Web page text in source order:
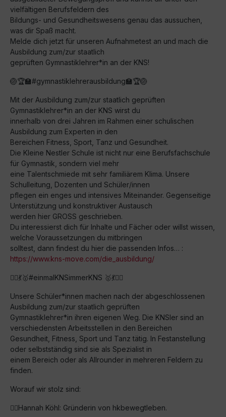
vielfältigen Berufsfeldern des
Bildungs- und Gesundheitswesens genau das aussuchen,
was dir Spaß macht.
Melde dich jetzt für unseren Aufnahmetest an und mach die
Ausbildung zum/zur staatlich
geprüften Gymnastiklehrer*in an der KNS!
🏐🏆🏫#gymnastiklehrerausbildung🏫🏆🏐
Mit der Ausbildung zum/zur staatlich geprüften
Gymnastiklehrer*in an der KNS wirst du
innerhalb von drei Jahren im Rahmen einer schulischen
Ausbildung zum Experten in den
Bereichen Fitness, Sport, Tanz und Gesundheit.
Die Kleine Nestler Schule ist nicht nur eine Berufsfachschule
für Gymnastik, sondern viel mehr
eine Talentschmiede mit sehr familiärem Klima. Unsere
Schulleitung, Dozenten und Schüler/innen
pflegen ein enges und intensives Miteinander. Gegenseitige
Unterstützung und konstruktiver Austausch
werden hier GROSS geschrieben.
Du interessierst dich für Inhalte und Fächer oder willst wissen,
welche Voraussetzungen du mitbringen
solltest, dann findest du hier die passenden Infos… :
https://www.kns-move.com/die_ausbildung/
🤼‍♀️💃🥇#einmalKNSimmerKNS 🥇💃🤼‍♀️
Unsere Schüler*innen machen nach der abgeschlossenen
Ausbildung zum/zur staatlich geprüften
Gymnastiklehrer*in ihren eigenen Weg. Die KNSler sind an
verschiedensten Arbeitsstellen in den Bereichen
Gesundheit, Fitness, Sport und Tanz tätig. In Festanstellung
oder selbstständig sind sie als Spezialist in
einem Bereich oder als Allrounder in mehreren Feldern zu
finden.
Worauf wir stolz sind:
🏃‍♀️Hannah Köhl: Gründerin von hkbewegtleben.